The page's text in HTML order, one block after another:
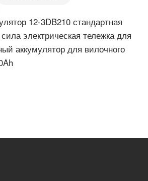
12-3DB210 стандартная
электрическая тележка для
аккумулятор для вилочного